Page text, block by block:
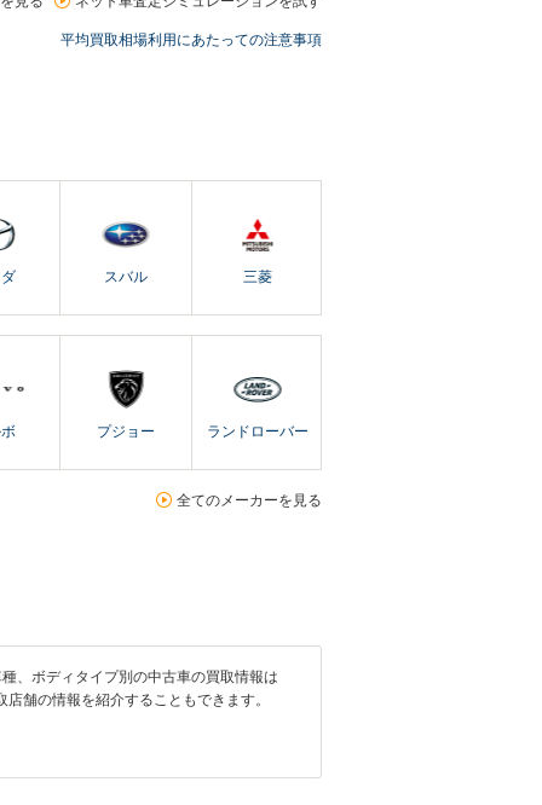
平均買取相場利用にあたっての注意事項
スバル 三菱
プジョー ランドローバー
全てのメーカーを見る
、ボディタイプ別の中古車の買取情報は
舗の情報を紹介することもできます。